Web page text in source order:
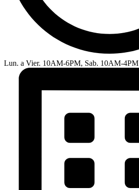
Lun. a Vier. 10AM-6PM, Sab. 10AM-4PM